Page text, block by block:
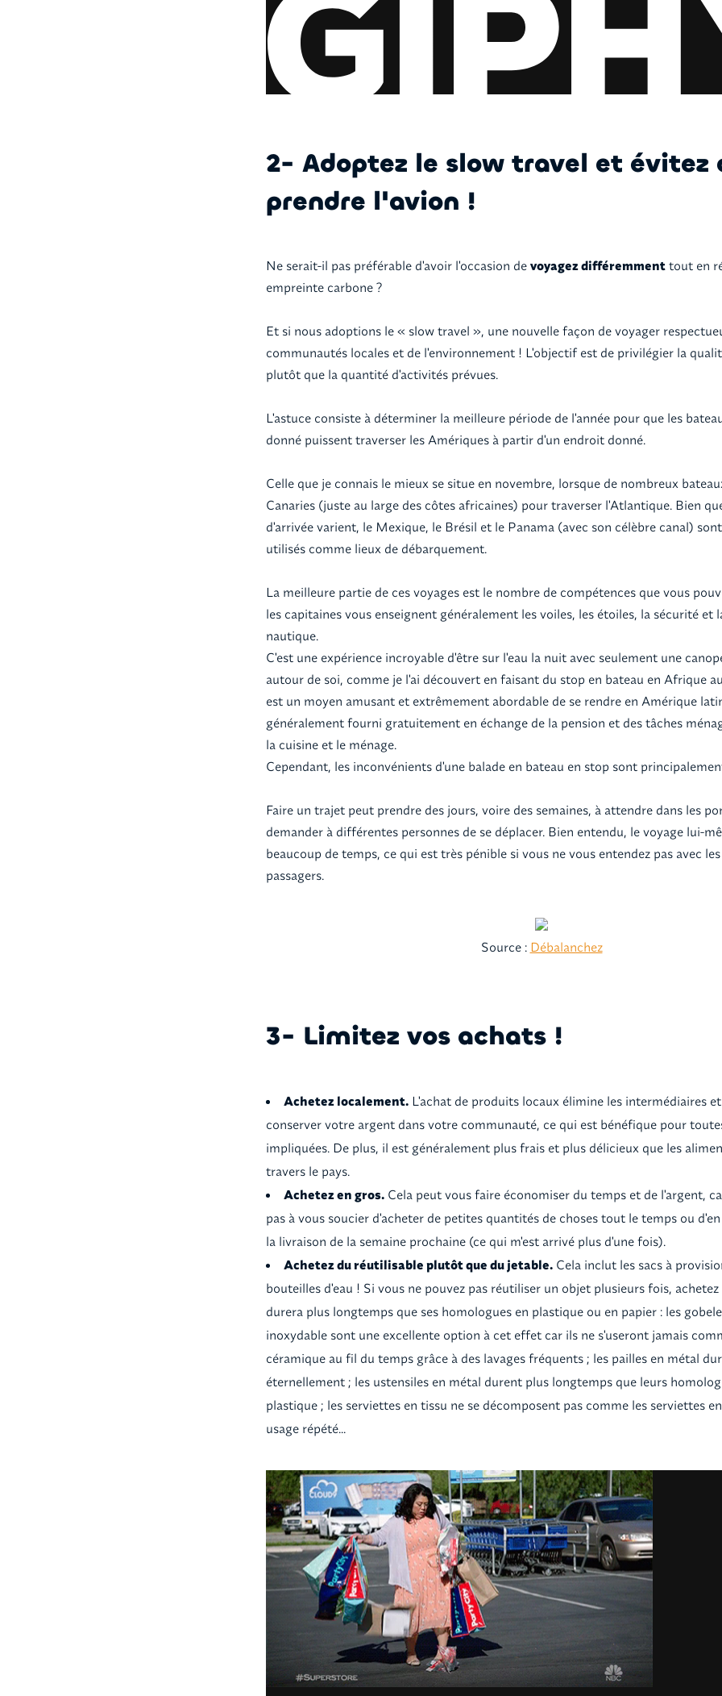
2- Adoptez le slow travel et évitez
prendre l'avion !
Ne serait-il pas préférable d'avoir l'occasion devoyagez différemment tout en
empreinte carbone ?
Et si nous adoptions le « slow travel », une nouvelle façon de voyager
communautés locales et de l'environnement ! L'objectif est de privilégier la
plutôt que la quantité d'activités prévues.
L'astuce consiste à déterminer la meilleure période de l'année pour que les
donné puissent traverser les Amériques à partir d'un endroit donné.
Celle que je connais le mieux se situe en novembre, lorsque de nombreux
Canaries (juste au large des côtes africaines) pour traverser l'Atlantique. Bien
d'arrivée varient, le Mexique, le Brésil et le Panama (avec son célèbre canal)
utilisés comme lieux de débarquement.
La meilleure partie de ces voyages est le nombre de compétences que vous
les capitaines vous enseignent généralement les voiles, les étoiles, la sécurité et
nautique.
C'est une expérience incroyable d'être sur l'eau la nuit avec seulement une
autour de soi, comme je l'ai découvert en faisant du stop en bateau en Afrique
est un moyen amusant et extrêmement abordable de se rendre en Amérique
généralement fourni gratuitement en échange de la pension et des tâches
la cuisine et le ménage.
Cependant, les inconvénients d'une balade en bateau en stop sont
Faire un trajet peut prendre des jours, voire des semaines, à attendre dans les
demander à différentes personnes de se déplacer. Bien entendu, le voyage lui-
beaucoup de temps, ce qui est très pénible si vous ne vous entendez pas avec
passagers.
Source : Débalanchez
3- Limitez vos achats !
Achetez localement. L'achat de produits locaux élimine les intermédiaires
conserver votre argent dans votre communauté, ce qui est bénéfique pour
impliquées. De plus, il est généralement plus frais et plus délicieux que les
travers le pays.
Achetez en gros. Cela peut vous faire économiser du temps et de l'argent,
pas à vous soucier d'acheter de petites quantités de choses tout le temps ou
la livraison de la semaine prochaine (ce qui m'est arrivé plus d'une fois).
Achetez du réutilisable plutôt que du jetable. Cela inclut les sacs à
bouteilles d'eau ! Si vous ne pouvez pas réutiliser un objet plusieurs fois,
durera plus longtemps que ses homologues en plastique ou en papier : les
inoxydable sont une excellente option à cet effet car ils ne s'useront jamais
céramique au fil du temps grâce à des lavages fréquents ; les pailles en métal
éternellement ; les ustensiles en métal durent plus longtemps que leurs
plastique ; les serviettes en tissu ne se décomposent pas comme les serviettes
usage répété...